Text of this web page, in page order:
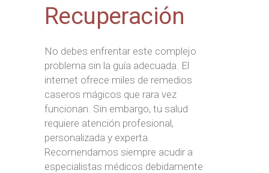
Recuperación
No debes enfrentar este complejo
problema sin la guía adecuada. El
internet ofrece miles de remedios
caseros mágicos que rara vez
funcionan. Sin embargo, tu salud
requiere atención profesional,
personalizada y experta.
Recomendamos siempre acudir a
especialistas médicos debidamente